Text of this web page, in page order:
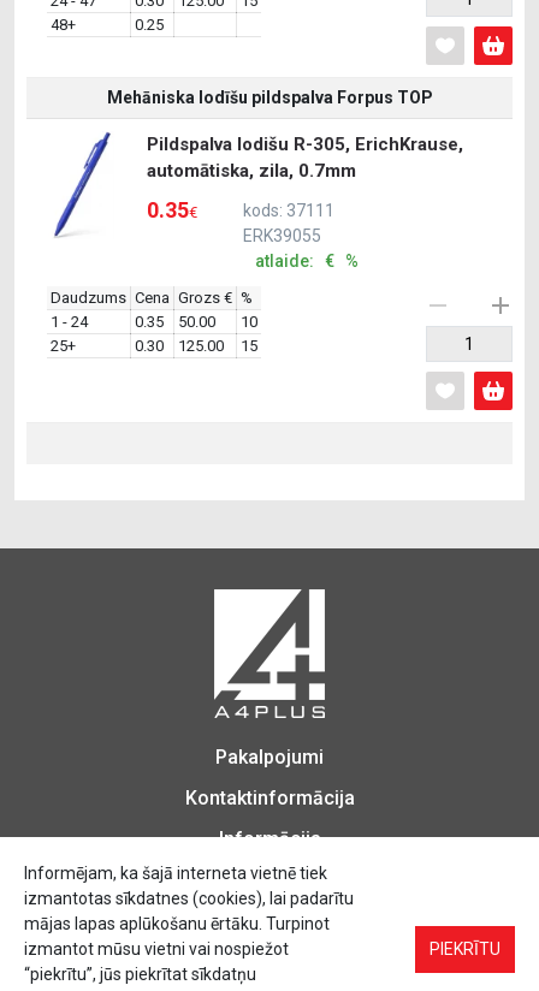
48+
0.25
Mehāniska lodīšu pildspalva Forpus TOP
Pildspalva lodišu R-305, ErichKrause,
automātiska, zila, 0.7mm
0.35€
kods: 37111
ERK39055
atlaide: € %
Daudzums Cena Grozs € %
1 - 24
0.35 50.00
10
25+
0.30 125.00 15
Biroja Preces, Zīmogu izgatavošana, Printēšana, Kopēšana, Iesiešana,
Vizītkartes, Skrejlapas, Uzlīmes.
Pakalpojumi
Kontaktinformācija
Informācija
Informējam, ka šajā interneta vietnē tiek
izmantotas sīkdatnes (cookies), lai padarītu
mājas lapas aplūkošanu ērtāku. Turpinot
izmantot mūsu vietni vai nospiežot
“piekrītu”, jūs piekrītat sīkdatņu
PIEKRĪTU